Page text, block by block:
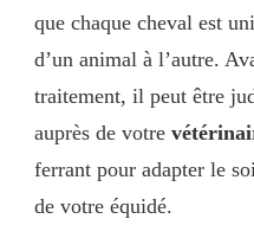
que chaque cheval est
d’un animal à l’autre.
traitement, il peut être
auprès de votre
ferrant pour adapter le
de votre équidé.